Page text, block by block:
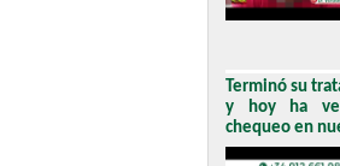
Terminó su
y hoy ha
chequeo en